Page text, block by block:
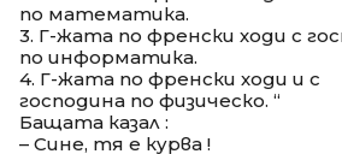
по математика.
3. Г-жата по френски ходи с
по информатика.
4. Г-жата по френски ходи и с
господина по физическо. “
Бащата казал :
– Сине, тя е курва !